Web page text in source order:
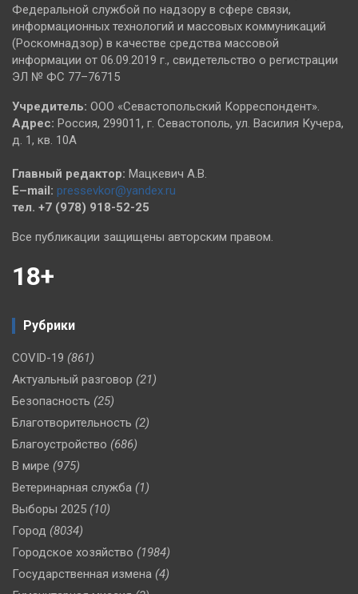
Федеральной службой по надзору в сфере связи,
информационных технологий и массовых коммуникаций
(Роскомнадзор) в качестве средства массовой
информации от 06.09.2019 г., свидетельство о регистрации
ЭЛ № ФС 77–76715
Учредитель: ООО «Севастопольский Корреспондент».
Адрес: Россия, 299011, г. Севастополь, ул. Василия Кучера,
д. 1, кв. 10А
Главный редактор: Мацкевич А.В.
E–mail: pressevkor@yandex.ru
тел. +7 (978) 918-52-25
Все публикации защищены авторским правом.
18+
Рубрики
COVID-19 (861)
Актуальный разговор (21)
Безопасность (25)
Благотворительность (2)
Благоустройство (686)
В мире (975)
Ветеринарная служба (1)
Выборы 2025 (10)
Город (8034)
Городское хозяйство (1984)
Государственная измена (4)